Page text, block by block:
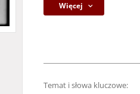
Więcej
Temat i słowa kluczowe: